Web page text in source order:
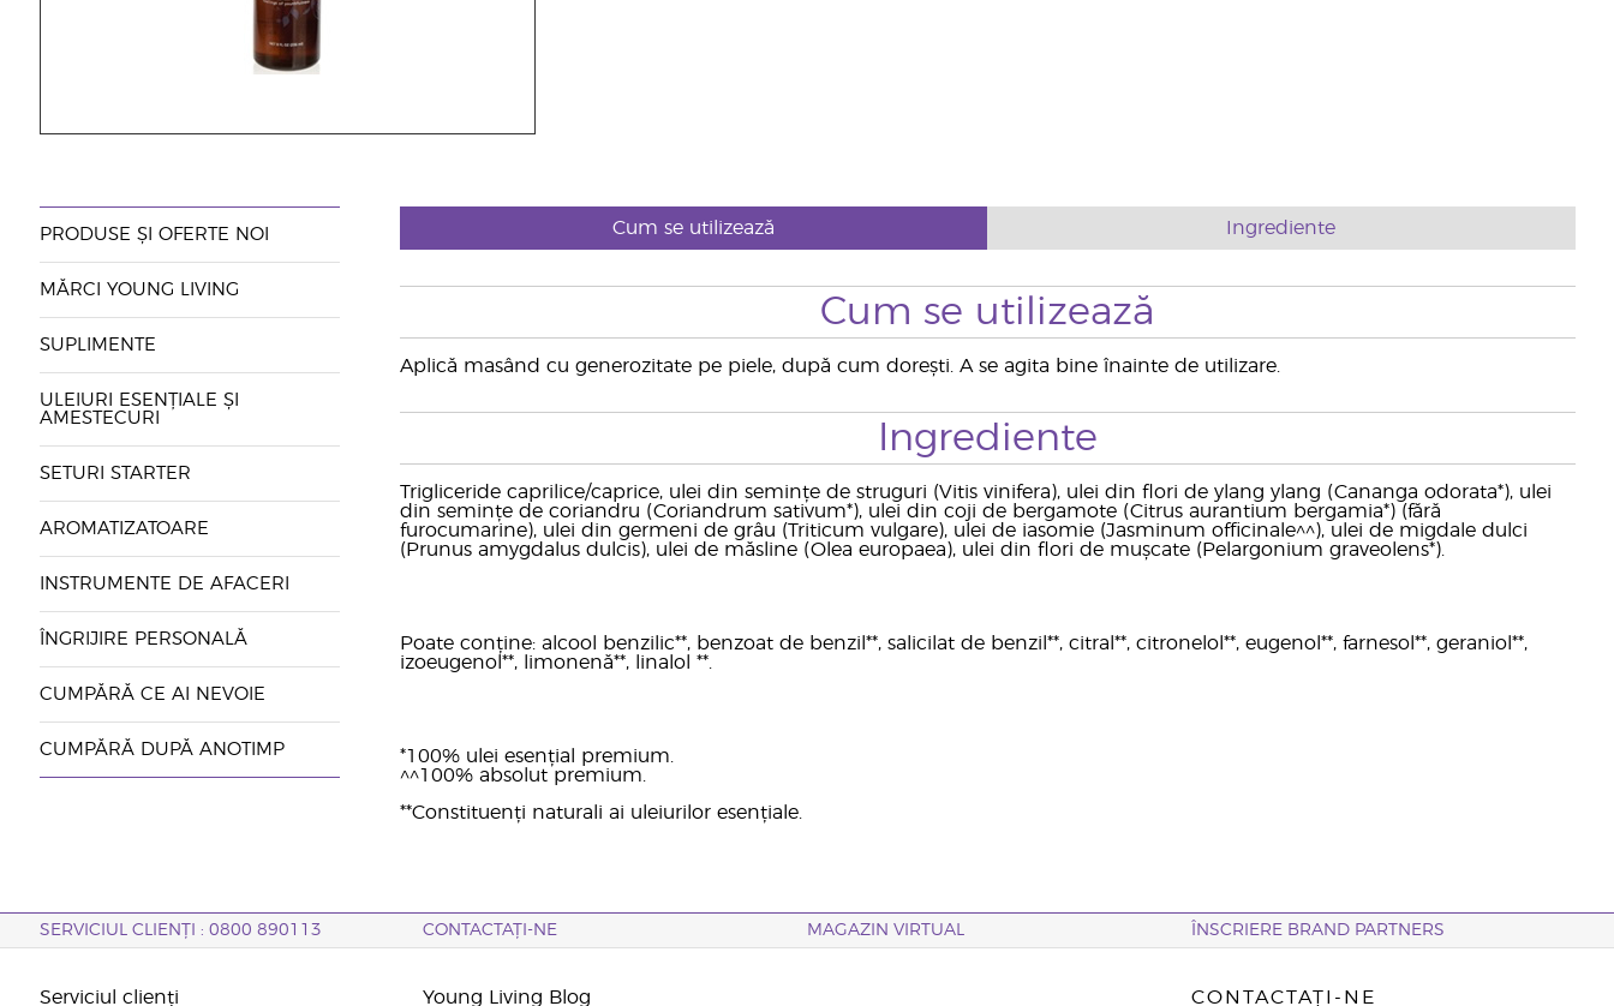
PRODUSE ȘI OFERTE NOI
MĂRCI YOUNG LIVING
SUPLIMENTE
ULEIURI ESENȚIALE ȘI
AMESTECURI
SETURI STARTER
AROMATIZATOARE
INSTRUMENTE DE AFACERI
ÎNGRIJIRE PERSONALĂ
CUMPĂRĂ CE AI NEVOIE
CUMPĂRĂ DUPĂ ANOTIMP
Cum se utilizează Ingrediente
Cum se utilizează
Aplică masând cu generozitate pe piele, după cum dorești. A se agita bine înainte de utilizare.
Ingrediente
Trigliceride caprilice/caprice, ulei din semințe de struguri (Vitis vinifera), ulei din flori de ylang ylang (Cananga odorata*), ulei
din semințe de coriandru (Coriandrum sativum*), ulei din coji de bergamote (Citrus aurantium bergamia*) (fără
furocumarine), ulei din germeni de grâu (Triticum vulgare), ulei de iasomie (Jasminum officinale^^), ulei de migdale dulci
(Prunus amygdalus dulcis), ulei de măsline (Olea europaea), ulei din flori de mușcate (Pelargonium graveolens*).
Poate conține: alcool benzilic**, benzoat de benzil**, salicilat de benzil**, citral**, citronelol**, eugenol**, farnesol**, geraniol**,
izoeugenol**, limonenă**, linalol **.
*100% ulei esențial premium.
^^100% absolut premium.
**Constituenți naturali ai uleiurilor esențiale.
SERVICIUL CLIENȚI : 0800 890113 CONTACTAȚI-NE MAGAZIN VIRTUAL ÎNSCRIERE BRAND PARTNERS
Serviciul clienți Young Living Blog CONTACTAȚI-NE